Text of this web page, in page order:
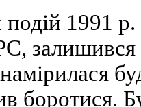
1991
залишився
боротися.